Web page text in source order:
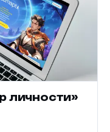
личности»